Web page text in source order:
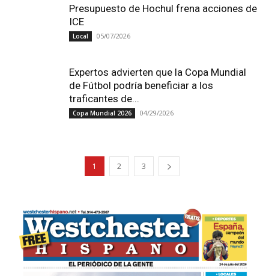
Presupuesto de Hochul frena acciones de
ICE
Local 05/07/2026
Expertos advierten que la Copa Mundial
de Fútbol podría beneficiar a los
traficantes de...
Copa Mundial 2026 04/29/2026
1 2 3